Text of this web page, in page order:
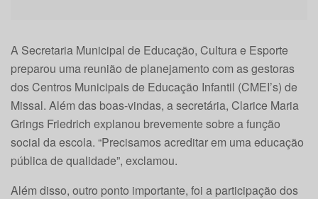
A Secretaria Municipal de Educação, Cultura e Esporte
preparou uma reunião de planejamento com as gestoras
dos Centros Municipais de Educação Infantil (CMEI’s) de
Missal. Além das boas-vindas, a secretária, Clarice Maria
Grings Friedrich explanou brevemente sobre a função
social da escola. “Precisamos acreditar em uma educação
pública de qualidade”, exclamou.
Além disso, outro ponto importante, foi a participação dos